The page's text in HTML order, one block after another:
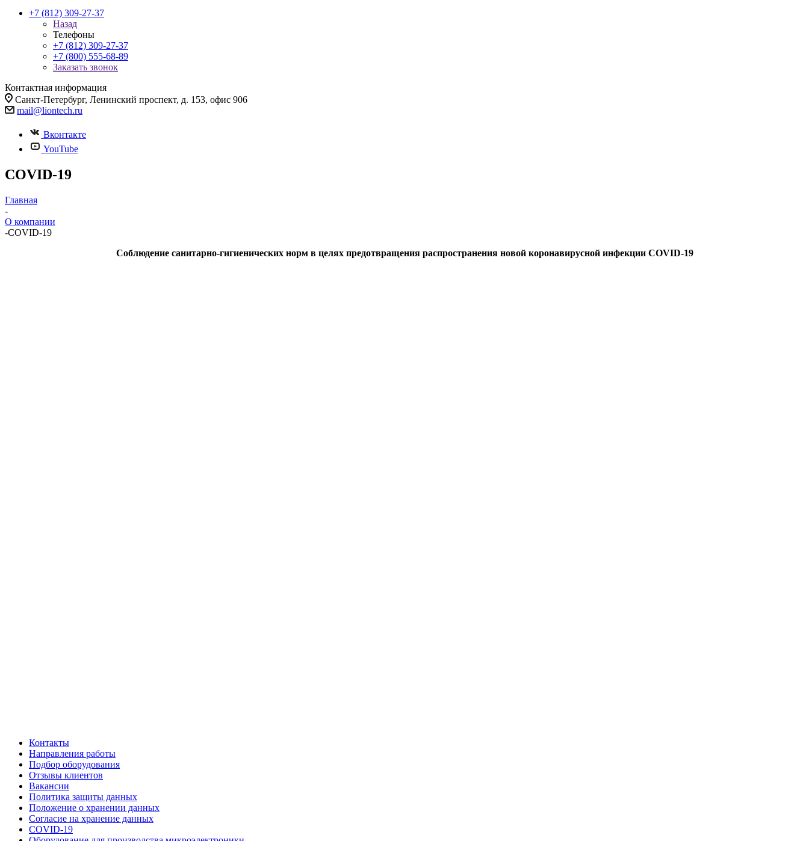
+7 (812) 309-27-37
Назад
Телефоны
+7 (812) 309-27-37
+7 (800) 555-68-89
Заказать звонок
Контактная информация
Санкт-Петербург, Ленинский проспект, д. 153, офис 906
mail@liontech.ru
Вконтакте
YouTube
COVID-19
Главная
-
О компании
-COVID-19
Соблюдение санитарно-гигиенических норм в целях предотвращения распространения новой коронавирусной инфекции COVID-19
Контакты
Направления работы
Подбор оборудования
Отзывы клиентов
Вакансии
Политика защиты данных
Положение о хранении данных
Согласие на хранение данных
COVID-19